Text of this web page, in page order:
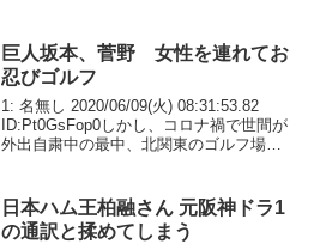
ングは昨季メジャー２０発...
巨人坂本、菅野 女性を連れてお
忍びゴルフ
1: 名無し 2020/06/09(火) 08:31:53.82
ID:Pt0GsFop0しかし、コロナ禍で世間が
外出自粛中の最中、北関東のゴルフ場で
していました。周...
日本ハム王柏融さん 元阪神ドラ1
の通訳と揉めてしまう